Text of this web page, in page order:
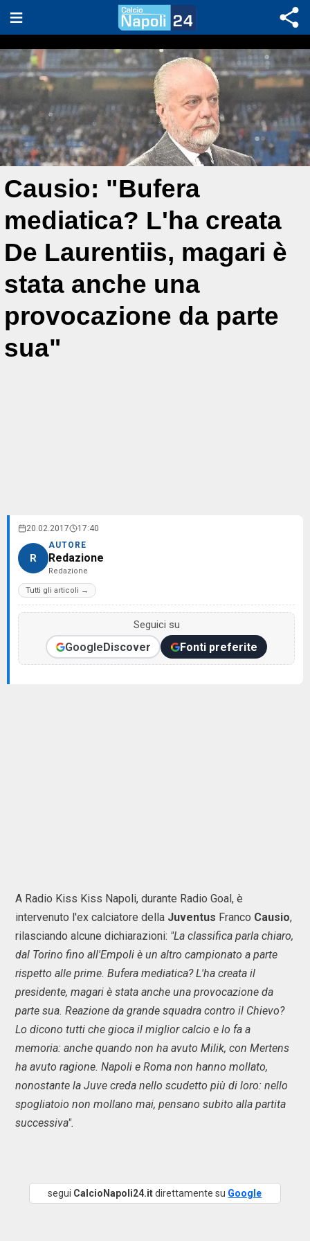
Causio: "Bufera
mediatica? L'ha creata
De Laurentiis, magari è
stata anche una
provocazione da parte
sua"
20.02.2017 17:40
R
AUTORE
Redazione
Redazione
Tutti gli articoli →
Seguici su
GoogleDiscover Fonti preferite
A Radio Kiss Kiss Napoli, durante Radio Goal, è
intervenuto l'ex calciatore della Juventus Franco Causio,
rilasciando alcune dichiarazioni: "La classifica parla chiaro,
dal Torino fino all'Empoli è un altro campionato a parte
rispetto alle prime. Bufera mediatica? L'ha creata il
presidente, magari è stata anche una provocazione da
parte sua. Reazione da grande squadra contro il Chievo?
Lo dicono tutti che gioca il miglior calcio e lo fa a
memoria: anche quando non ha avuto Milik, con Mertens
ha avuto ragione. Napoli e Roma non hanno mollato,
nonostante la Juve creda nello scudetto più di loro: nello
spogliatoio non mollano mai, pensano subito alla partita
successiva".
segui CalcioNapoli24.itdirettamente su Google